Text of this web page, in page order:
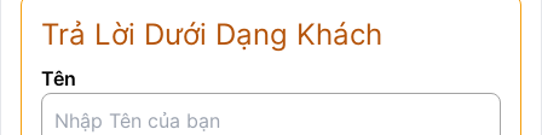
Trả Lời Dưới Dạng Khách
Tên